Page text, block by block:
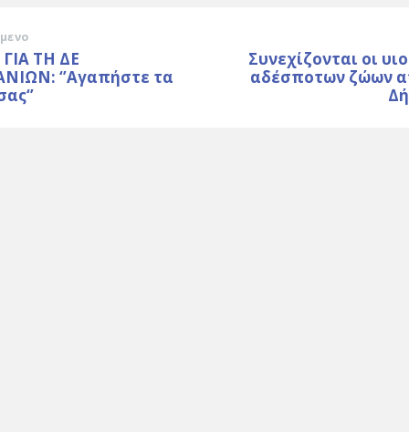
ΤΗ ΔΕ
‘’Αγαπήστε τα
Συνεχίζονται οι
αδέσποτων ζώων